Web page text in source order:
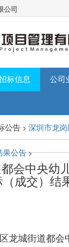
公司
标信息 公司
公告 > 深圳市龙
果公告>
会中央幼
成交）结
龙城街道都会